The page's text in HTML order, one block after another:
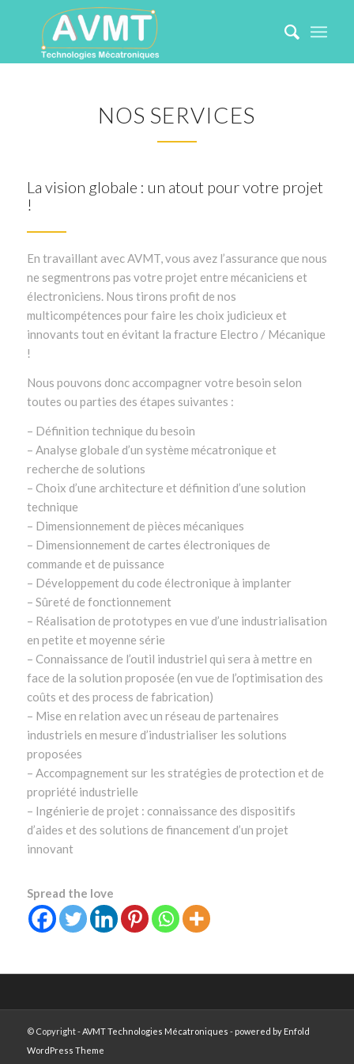
NOS SERVICES
La vision globale : un atout pour votre projet
!
En travaillant avec AVMT, vous avez l’assurance que nous
ne segmentrons pas votre projet entre mécaniciens et
électroniciens. Nous tirons profit de nos
multicompétences pour faire les choix judicieux et
innovants tout en évitant la fracture Electro / Mécanique
!
Nous pouvons donc accompagner votre besoin selon
toutes ou parties des étapes suivantes :
– Définition technique du besoin
– Analyse globale d’un système mécatronique et
recherche de solutions
– Choix d’une architecture et définition d’une solution
technique
– Dimensionnement de pièces mécaniques
– Dimensionnement de cartes électroniques de
commande et de puissance
– Développement du code électronique à implanter
– Sûreté de fonctionnement
– Réalisation de prototypes en vue d’une industrialisation
en petite et moyenne série
– Connaissance de l’outil industriel qui sera à mettre en
face de la solution proposée (en vue de l’optimisation des
coûts et des process de fabrication)
– Mise en relation avec un réseau de partenaires
industriels en mesure d’industrialiser les solutions
proposées
– Accompagnement sur les stratégies de protection et de
propriété industrielle
– Ingénierie de projet : connaissance des dispositifs
d’aides et des solutions de financement d’un projet
innovant
Spread the love
© Copyright -AVMT Technologies Mécatroniques - powered by Enfold
WordPress Theme